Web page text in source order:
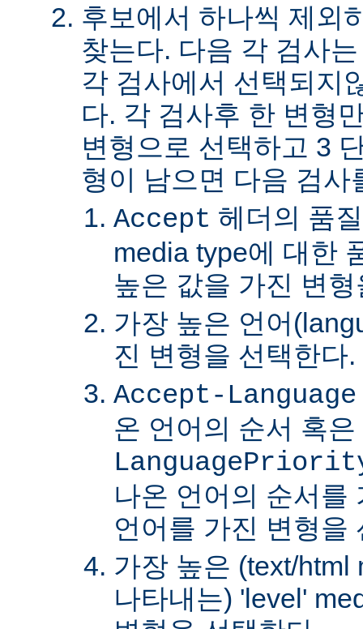
후보에서 하나씩 제외
찾는다. 다음 각 검사
각 검사에서 선택되지
다. 각 검사후 한 변형
변형으로 선택하고 3
형이 남으면 다음 검사
Accept 헤더의 품
media type에 대한
높은 값을 가진 변
가장 높은 언어
진 변형을 선택한다.
Accept-Language
온 언어의 순서 혹은
나온 언어의 순서를
언어를 가진 변형을
가장 높은 (text/html
나타내는) 'level'